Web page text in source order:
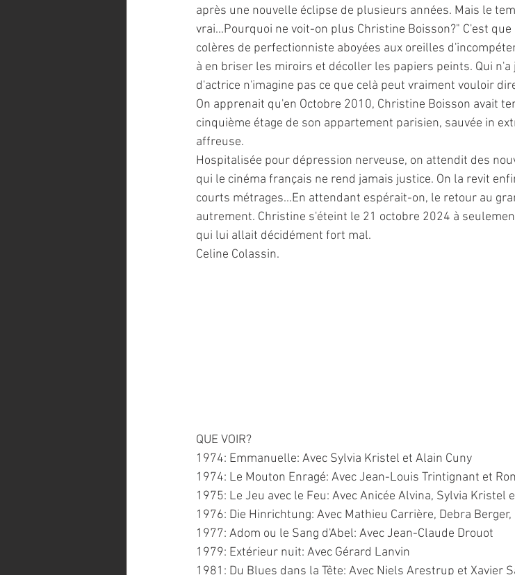
après une nouvelle éclipse de plusieurs années. Mais le
vrai...Pourquoi ne voit-on plus Christine Boisson?" C'est
colères de perfectionniste aboyées aux oreilles
à en briser les miroirs et décoller les papiers peints. Qui
d'actrice n'imagine pas ce que celà peut vraiment vouloir
On apprenait qu'en Octobre 2010, Christine Boisson avait
cinquième étage de son appartement parisien, sauvée in
affreuse.
Hospitalisée pour dépression nerveuse, on attendit des
qui le cinéma français ne rend jamais justice. On la revit
courts métrages...En attendant espérait-on, le retour au
autrement. Christine s'éteint le 21 octobre 2024 à
qui lui allait décidément fort mal.
Celine Colassin.
QUE VOIR?
1974: Emmanuelle: Avec Sylvia Kristel et Alain Cuny
1974: Le Mouton Enragé: Avec Jean-Louis Trintignant et
1975: Le Jeu avec le Feu: Avec Anicée Alvina, Sylvia Kristel
1976: Die Hinrichtung: Avec Mathieu Carrière, Debra
1977: Adom ou le Sang d'Abel: Avec Jean-Claude Drouot
1979: Extérieur nuit: Avec Gérard Lanvin
1981: Du Blues dans la Tête: Avec Niels Arestrup et Xavier